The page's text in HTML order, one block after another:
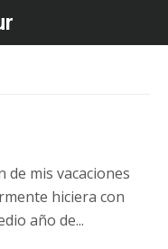
mis vacaciones
hiciera con
año de...